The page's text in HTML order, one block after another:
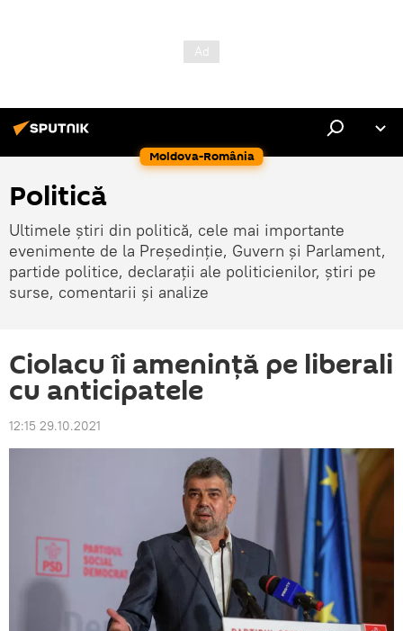
Moldova-România
Politică
Ultimele știri din politică, cele mai importante
evenimente de la Președinție, Guvern și Parlament,
partide politice, declarații ale politicienilor, știri pe
surse, comentarii și analize
Ciolacu îi amenință pe liberali
cu anticipatele
12:15 29.10.2021